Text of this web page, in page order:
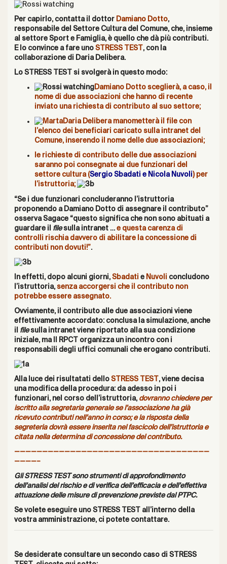
Per capirlo, contatta il dottor Damiano Dotto,
responsabile del Settore Cultura del Comune, che, insieme
al settore Sport e Famiglia, è quello che dà più contributi.
E lo convince a fare uno STRESS TEST
, con la
collaborazione di Daria Delibera.
Lo STRESS TEST si svolgerà in questo modo:
Damiano Dotto sceglierà, a caso, il
nome di due associazioni che hanno di recente
inviato una richiesta di contributo al suo settore;
Daria Delibera manometterà il file con
l’elenco dei beneficiari caricato sulla intranet del
Comune, inserendo il nome delle due associazioni;
le richieste di contributo delle due associazioni
saranno poi consegnate ai due funzionari del
settore cultura (Sergio Sbadati e Nicola Nuvoli) per
l’istruttoria;
“Se i due funzionari concluderanno l’istruttoria
proponendo a Damiano Dotto di assegnare il contributo”
osserva Sagace “questo significa che non sono abituati a
guardare il
filesulla intranet … e questa carenza di
controlli rischia davvero di abilitare la concessione di
contributi non dovuti!”.
In effetti, dopo alcuni giorni, Sbadati e Nuvoli concludono
l’istruttoria, senza accorgersi che il contributo non
potrebbe essere assegnato.
Ovviamente, il contributo alle due associazioni viene
effettivamente accordato: conclusa la simulazione, anche
il
filesulla intranet viene riportato alla sua condizione
iniziale, ma Il RPCT organizza un incontro con i
responsabili degli uffici comunali che erogano contributi.
Alla luce dei risultatati dello STRESS TEST
, viene decisa
una modifica della procedura: da adesso in poi i
funzionari, nel corso dell’istruttoria, dovranno chiedere per
iscritto alla segretaria generale se l’associazione ha già
ricevuto contributi nell’anno in corso; e la risposta della
segreteria dovrà essere inserita nel fascicolo dell’istruttoria e
citata nella determina di concessione del contributo.
———————————————————————————————————
————–
Gli STRESS TEST sono strumenti di approfondimento
dell’analisi del rischio e di verifica dell’efficacia e dell’effettiva
attuazione delle misure di prevenzione previste dal PTPC.
Se volete eseguire uno STRESS TEST all’interno della
vostra amministrazione, ci potete contattare.
Se desiderate consultare un secondo caso di STRESS